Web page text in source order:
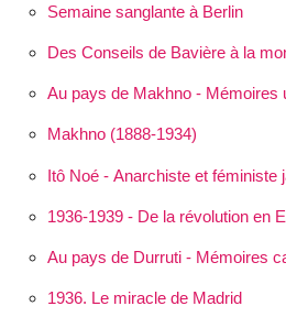
Semaine sanglante à Berlin
Des Conseils de Bavière à la
Au pays de Makhno - Mémoires
Makhno (1888-1934)
Itô Noé - Anarchiste et féministe
1936-1939 - De la révolution en
Au pays de Durruti - Mémoires
1936. Le miracle de Madrid